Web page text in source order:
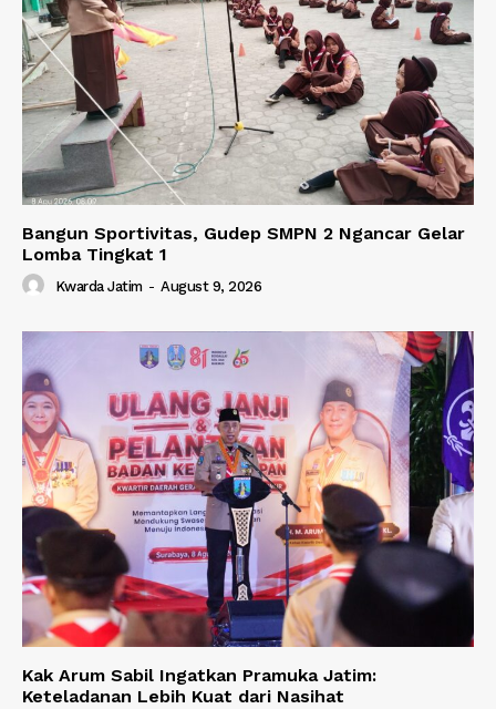
Bangun Sportivitas, Gudep SMPN 2 Ngancar Gelar
Lomba Tingkat 1
Kwarda Jatim - August 9, 2026
Kak Arum Sabil Ingatkan Pramuka Jatim:
Keteladanan Lebih Kuat dari Nasihat